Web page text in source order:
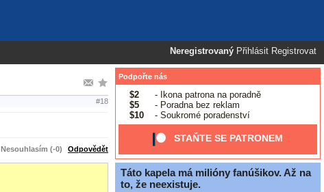
Neregistrovaný Přihlásit Registrovat
#18
Nesouhlasím (-0) Odpovědět
Podpořte nás
$2
- Ikona patrona na poradně
$5
- Poradna bez reklam
$10
- Soukromé poradenství
STAŇTE SE PATRONEM
Táto kapela má milióny fanúšikov. Až na
to, že neexistuje.